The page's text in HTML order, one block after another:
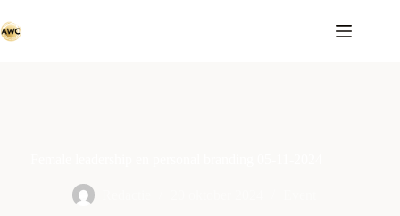
naar
de